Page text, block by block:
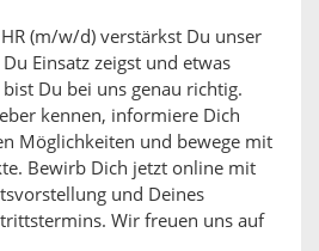
(m/w/d) verstärkst Du unser
Einsatz zeigst und etwas
Du bei uns genau richtig.
kennen, informiere Dich
Möglichkeiten und bewege mit
Bewirb Dich jetzt online mit
und Deines
Wir freuen uns auf